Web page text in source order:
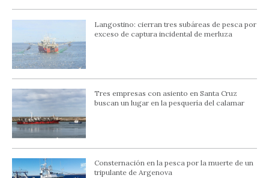
Langostino: cierran tres subáreas de pesca por
exceso de captura incidental de merluza
Tres empresas con asiento en Santa Cruz
buscan un lugar en la pesquería del calamar
Consternación en la pesca por la muerte de un
tripulante de Argenova